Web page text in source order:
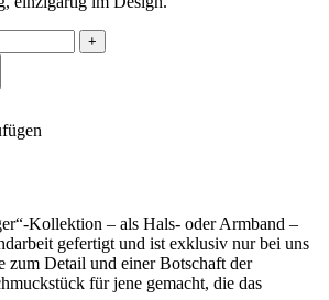
+
Kollektion – als Hals- oder Armband –
gefertigt und ist exklusiv nur bei uns
zum Detail und einer Botschaft der
für jene gemacht, die das